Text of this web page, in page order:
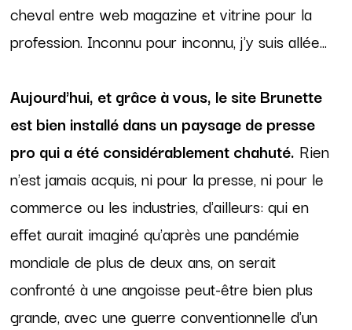
cheval entre web magazine et vitrine pour la
profession. Inconnu pour inconnu, j'y suis allée...
Aujourd'hui, et grâce à vous, le site Brunette
est bien installé dans un paysage de presse
pro qui a été considérablement chahuté. Rien
n'est jamais acquis, ni pour la presse, ni pour le
commerce ou les industries, d'ailleurs: qui en
effet aurait imaginé qu'après une pandémie
mondiale de plus de deux ans, on serait
confronté à une angoisse peut-être bien plus
grande, avec une guerre conventionnelle d'un